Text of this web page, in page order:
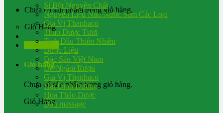
Chưa có sản phẩm trong giỏ hàng.
Giỏ Hàng
Đăng nhập
Giỏ hàng
Chưa có sản phẩm trong giỏ hàng.
Giỏ Hàng
Sỉ Bột Nguyên Chất
Nguyên Liệu Nấu Nước Sâm Các Loại
Gia Vị Thaphaco
Thảo Dược Tươi
Tinh Dầu Thiên Nhiên
Dược Liệu
Đặc Sản Việt Nam
Đồ Ngâm Rượu
Gia Vị Thaphaco
Hạt Dinh Dưỡng
Hoa Thảo Dược
Dầu massage